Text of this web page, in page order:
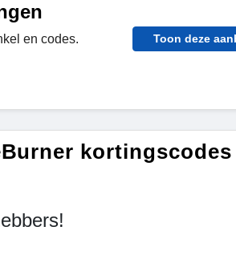
en codes.
Toon deze